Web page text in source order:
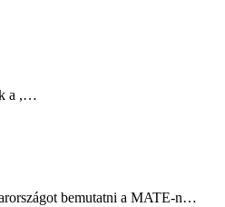
a ,…
bemutatni a MATE-n…